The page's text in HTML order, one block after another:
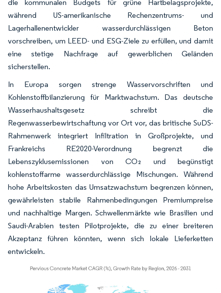
die kommunalen Budgets für grüne Hartbelagsprojekte,
während US-amerikanische Rechenzentrums- und
Lagerhallenentwickler wasserdurchlässigen Beton
vorschreiben, um LEED- und ESG-Ziele zu erfüllen, und damit
eine stetige Nachfrage auf gewerblichen Geländen
sicherstellen.
In Europa sorgen strenge Wasservorschriften und
Kohlenstoffbilanzierung für Marktwachstum. Das deutsche
Wasserhaushaltsgesetz schreibt die
Regenwasserbewirtschaftung vor Ort vor, das britische SuDS-
Rahmenwerk integriert Infiltration in Großprojekte, und
Frankreichs RE2020-Verordnung begrenzt die
Lebenszyklusemissionen von CO₂ und begünstigt
kohlenstoffarme wasserdurchlässige Mischungen. Während
hohe Arbeitskosten das Umsatzwachstum begrenzen können,
gewährleisten stabile Rahmenbedingungen Premiumpreise
und nachhaltige Margen. Schwellenmärkte wie Brasilien und
Saudi-Arabien testen Pilotprojekte, die zu einer breiteren
Akzeptanz führen könnten, wenn sich lokale Lieferketten
entwickeln.